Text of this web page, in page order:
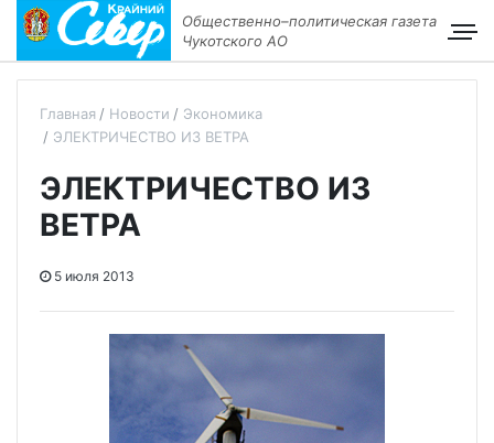
Общественно–политическая газета
Чукотского АО
Главная Новости
Экономика
ЭЛЕКТРИЧЕСТВО ИЗ ВЕТРА
ЭЛЕКТРИЧЕСТВО ИЗ
ВЕТРА
5 июля 2013